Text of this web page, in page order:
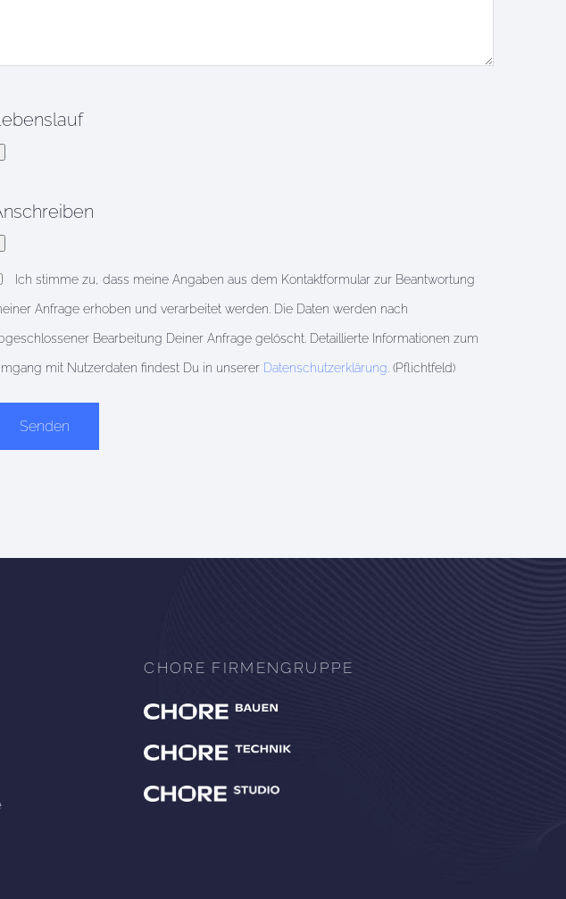
Ich stimme zu, dass meine Angaben aus dem Kontaktformular zur Beantwortung
Anfrage erhoben und verarbeitet werden. Die Daten werden nach
Bearbeitung Deiner Anfrage gelöscht. Detaillierte Informationen zum
mit Nutzerdaten findest Du in unserer Datenschutzerklärung . (Pflichtfeld)
CHORE FIRMENGRUPPE